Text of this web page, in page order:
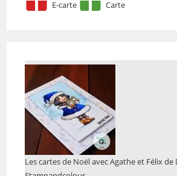
E-carte Carte
Les cartes de Noël avec Agathe et Félix de